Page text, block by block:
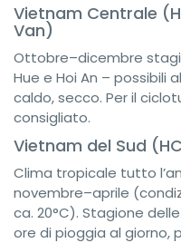
Vietnam Centrale
Van)
Ottobre–dicembre
Hue e Hoi An – possibili
caldo, secco. Per il
consigliato.
Vietnam del Sud
Clima tropicale tutto
novembre–aprile
ca. 20°C). Stagione
ore di pioggia al giorno,